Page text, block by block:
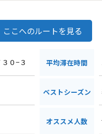
ここへのルートを見る
０−３ 平均滞在時間
ベストシーズン
オススメ人数